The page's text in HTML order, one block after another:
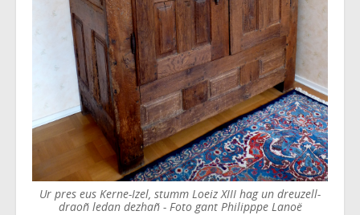
Ur pres eus Kerne-Izel, stumm Loeiz XIII hag un dreuzell-
draoñ ledan dezhañ - Foto gant Philipppe Lanoë